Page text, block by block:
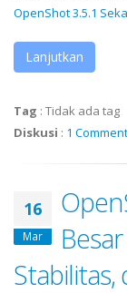
OpenShot 3.5.1
Lanjutkan
Tag : Tidak ada tag
Diskusi : 1 Comment
16
Mar